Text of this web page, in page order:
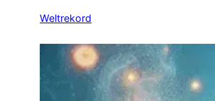
Weltrekord